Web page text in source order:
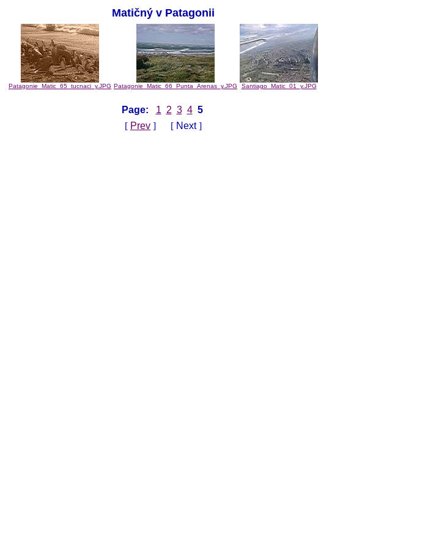
Matičný v Patagonii
Patagonie_Matic_65_tucnaci_y.JPG Patagonie_Matic_66_Punta_Arenas_y.JPG Santiago_Matic_01_y.JPG
Page: 1 2 3 4 5
[ Prev ] [ Next]